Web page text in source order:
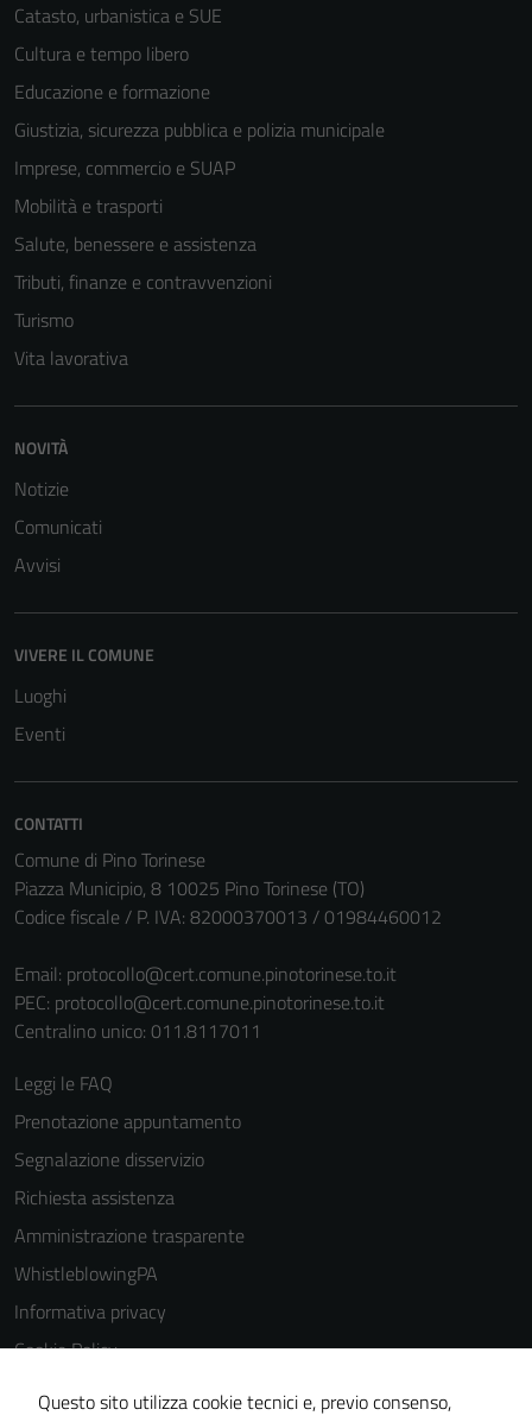
Catasto, urbanistica e SUE
Cultura e tempo libero
Educazione e formazione
Giustizia, sicurezza pubblica e polizia municipale
Imprese, commercio e SUAP
Mobilità e trasporti
Salute, benessere e assistenza
Tributi, finanze e contravvenzioni
Turismo
Vita lavorativa
NOVITÀ
Notizie
Comunicati
Avvisi
VIVERE IL COMUNE
Luoghi
Eventi
CONTATTI
Comune di Pino Torinese
Piazza Municipio, 8 10025 Pino Torinese (TO)
Codice fiscale / P. IVA: 82000370013 / 01984460012
Email: protocollo@cert.comune.pinotorinese.to.it
PEC: protocollo@cert.comune.pinotorinese.to.it
Centralino unico: 011.8117011
Leggi le FAQ
Prenotazione appuntamento
Segnalazione disservizio
Richiesta assistenza
Amministrazione trasparente
WhistleblowingPA
Informativa privacy
Cookie Policy
Note legali
Questo sito utilizza cookie tecnici e, previo consenso,
funzionamento
informazioni